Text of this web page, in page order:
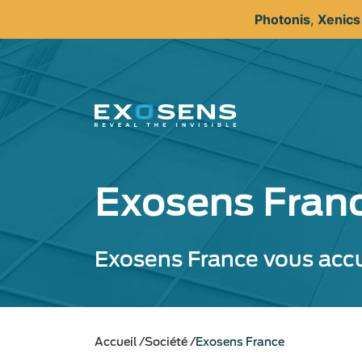
contenu
principal
Photonis, Xenics
Exosens
Exosens France vous
Accueil Société Exosens France